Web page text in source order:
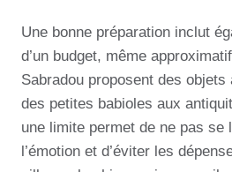
Une bonne préparation inclut
d’un budget, même
Sabradou proposent des
des petites babioles aux
une limite permet de ne pas se
l’émotion et d’éviter les